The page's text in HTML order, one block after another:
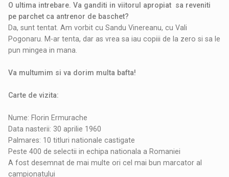
O ultima intrebare. Va ganditi in viitorul apropiat sa reveniti
pe parchet ca antrenor de baschet?
Da, sunt tentat. Am vorbit cu Sandu Vinereanu, cu Vali
Pogonaru. M-ar tenta, dar as vrea sa iau copiii de la zero si sa le
pun mingea in mana.
Va multumim si va dorim multa bafta!
Carte de vizita:
Nume: Florin Ermurache
Data nasterii: 30 aprilie 1960
Palmares: 10 titluri nationale castigate
Peste 400 de selectii in echipa nationala a Romaniei
A fost desemnat de mai multe ori cel mai bun marcator al
campionatului